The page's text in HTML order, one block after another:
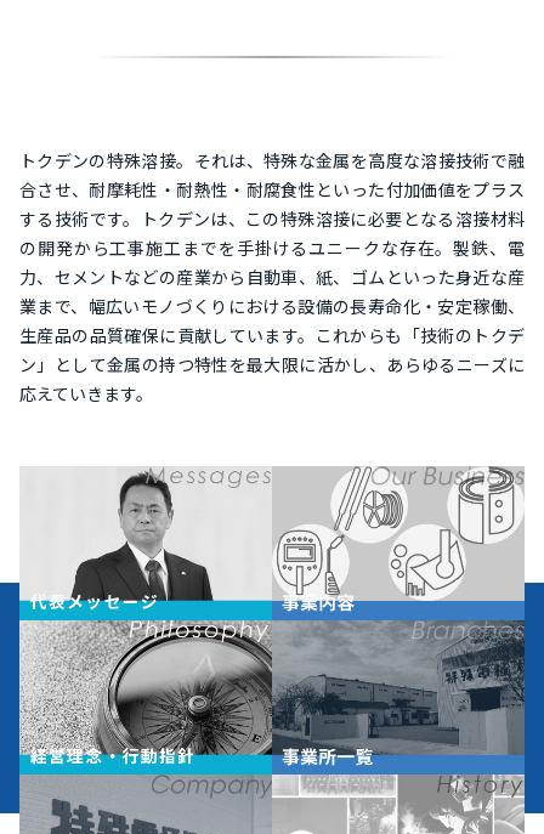
トクデンの特殊溶接。それは、特殊な金属を高度な溶接技術で融
合させ、耐摩耗性・耐熱性・耐腐食性といった付加価値をプラス
する技術です。トクデンは、この特殊溶接に必要となる溶接材料
の開発から工事施工までを手掛けるユニークな存在。製鉄、電
力、セメントなどの産業から自動車、紙、ゴムといった身近な産
業まで、幅広いモノづくりにおける設備の長寿命化・安定稼働、
生産品の品質確保に貢献しています。これからも「技術のトクデ
ン」として金属の持つ特性を最大限に活かし、あらゆるニーズに
応えていきます。